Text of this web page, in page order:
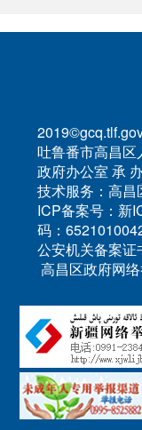
吐鲁番市高昌
政府办公室 承
技术服务：高
ICP备案号：新
码：
公安机关备案
高昌区政府网